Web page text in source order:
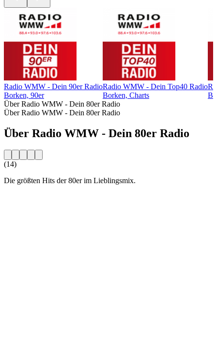
Radio WMW - Dein 90er Radio
Borken, 90er
Radio WMW - Dein Top40 Radio
Borken, Charts
Über Radio WMW - Dein 80er Radio
Über Radio WMW - Dein 80er Radio
Über Radio WMW - Dein 80er Radio
(14)
Die größten Hits der 80er im Lieblingsmix.